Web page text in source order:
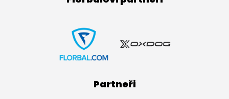
Partneři